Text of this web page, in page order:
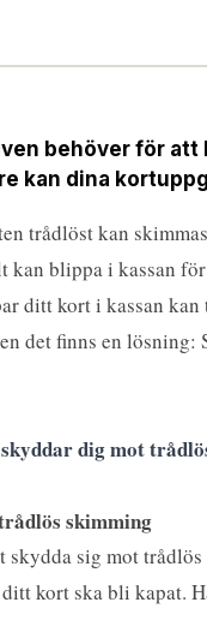
behöver för
kan dina
trådlöst kan
kan blippa i kassan
ditt kort i kassan
det finns en lösning:
dig mot
skimming
sig mot
kort ska bli kapat.